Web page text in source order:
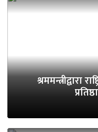
श्रममन्त्रीद्वारा